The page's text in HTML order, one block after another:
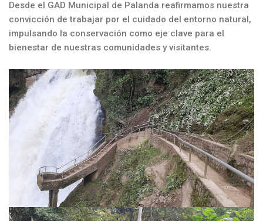
Desde el GAD Municipal de Palanda reafirmamos nuestra
convicción de trabajar por el cuidado del entorno natural,
impulsando la conservación como eje clave para el
bienestar de nuestras comunidades y visitantes.